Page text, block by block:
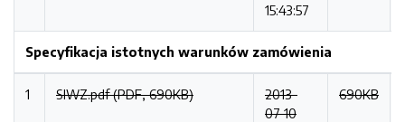
15:43:57
Specyfikacja istotnych warunków zamówienia
1 SIWZ.pdf (PDF, 690KB)
2013-
07-10
690KB